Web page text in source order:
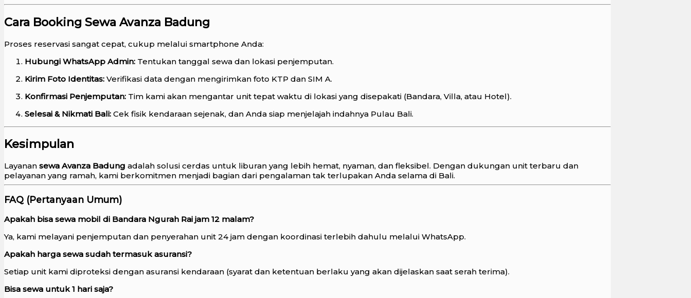
Cara Booking Sewa Avanza Badung
Proses reservasi sangat cepat, cukup melalui smartphone Anda:
Hubungi WhatsApp Admin: Tentukan tanggal sewa dan lokasi penjemputan.
Kirim Foto Identitas: Verifikasi data dengan mengirimkan foto KTP dan SIM A.
Konfirmasi Penjemputan: Tim kami akan mengantar unit tepat waktu di lokasi yang disepakati (Bandara, Villa, atau Hotel).
Selesai & Nikmati Bali: Cek fisik kendaraan sejenak, dan Anda siap menjelajah indahnya Pulau Bali.
Kesimpulan
Layanan sewa Avanza Badung adalah solusi cerdas untuk liburan yang lebih hemat, nyaman, dan fleksibel. Dengan dukungan unit terbaru dan
pelayanan yang ramah, kami berkomitmen menjadi bagian dari pengalaman tak terlupakan Anda selama di Bali.
FAQ (Pertanyaan Umum)
Apakah bisa sewa mobil di Bandara Ngurah Rai jam 12 malam?
Ya, kami melayani penjemputan dan penyerahan unit 24 jam dengan koordinasi terlebih dahulu melalui WhatsApp.
Apakah harga sewa sudah termasuk asuransi?
Setiap unit kami diproteksi dengan asuransi kendaraan (syarat dan ketentuan berlaku yang akan dijelaskan saat serah terima).
Bisa sewa untuk 1 hari saja?